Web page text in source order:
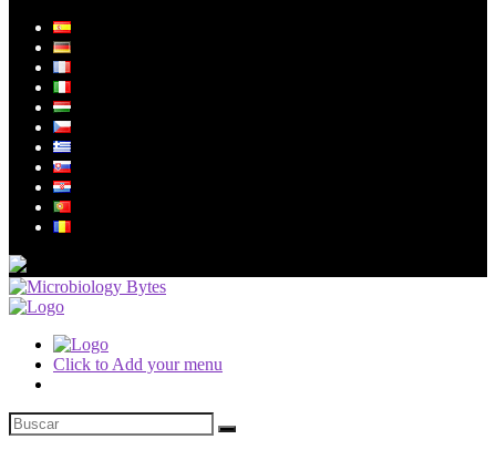
Click to Add your menu